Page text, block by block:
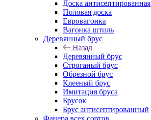
Доска антисептированная
Половая доска
Евровагонка
Вагонка штиль
Деревянный брус
Назад
Деревянный брус
Строганый брус
Обрезной брус
Клееный брус
Имитация бруса
Брусок
Брус антисептированный
Фанера всех сортов